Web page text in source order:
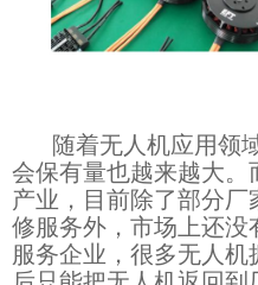
随着无人机应用领
会保有量也越来越大
产业，目前除了部分
修服务外，市场上还
服务企业，很多无人